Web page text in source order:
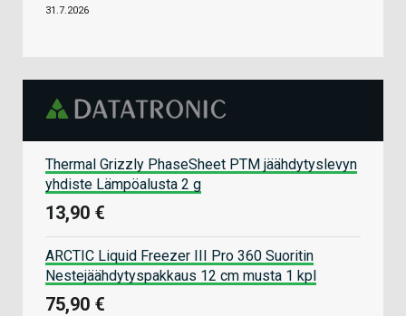
31.7.2026
Thermal Grizzly PhaseSheet PTM jäähdytyslevyn
yhdiste Lämpöalusta 2 g
13,90 €
ARCTIC Liquid Freezer III Pro 360 Suoritin
Nestejäähdytyspakkaus 12 cm musta 1 kpl
75,90 €